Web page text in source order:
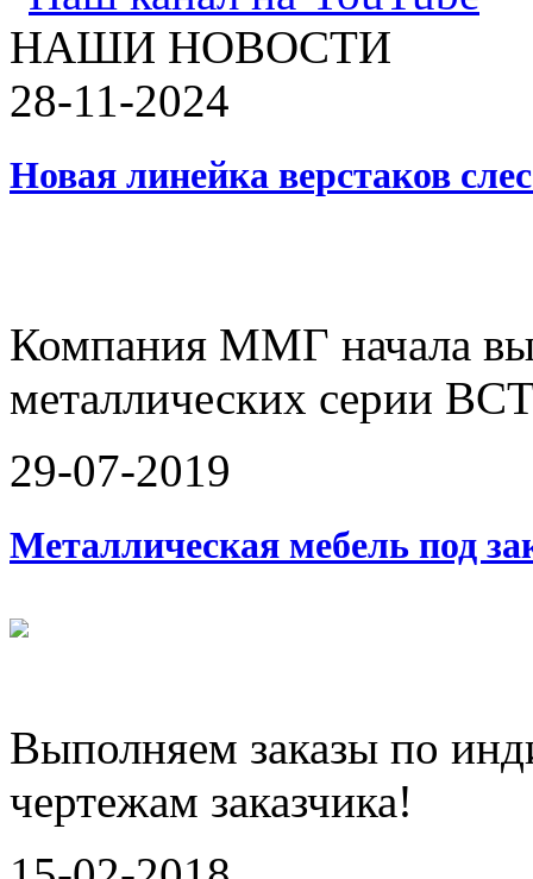
НАШИ НОВОСТИ
28-11-2024
Новая линейка верстаков
Компания ММГ начала
металлических серии
29-07-2019
Металлическая мебель под
Выполняем заказы по
чертежам заказчика!